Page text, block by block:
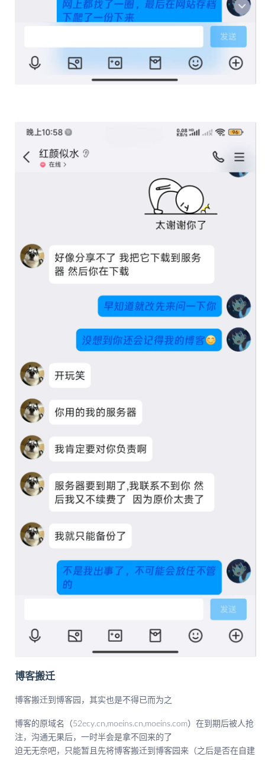
博客搬迁
博客搬迁到博客园，其实也是不得已而为之
博客的原域名（52ecy.cn,moeins.cn,moeins.com）在到期后被人抢
注，沟通无果后，一时半会是拿不回来的了
迫无无奈吧，只能暂且先将博客搬迁到博客园来（之后是否在自建